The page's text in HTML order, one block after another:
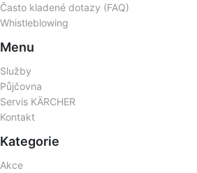
Často kladené dotazy (FAQ)
Whistleblowing
Menu
Služby
Půjčovna
Servis KÄRCHER
Kontakt
Kategorie
Akce